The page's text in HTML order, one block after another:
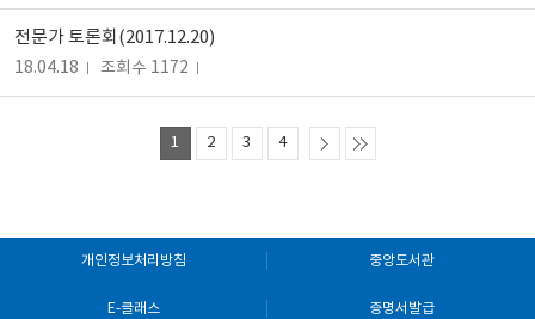
전문가 토론회(2017.12.20)
18.04.18 조회수 1172
1 2 3 4
개인정보처리방침 중앙도서관
E-클래스 증명서발급